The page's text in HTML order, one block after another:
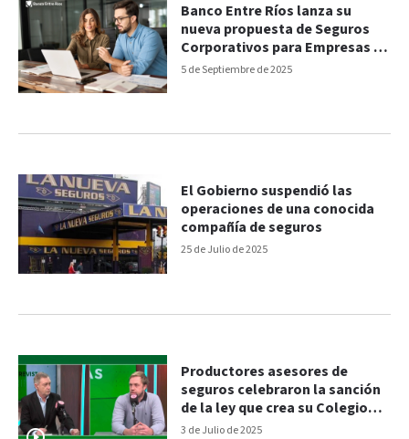
5 de Septiembre de 2025
Banco Entre Ríos lanza su
nueva propuesta de Seguros
Corporativos para Empresas y
el Agro
25 de Julio de 2025
El Gobierno suspendió las
operaciones de una conocida
compañía de seguros
3 de Julio de 2025
Productores asesores de
seguros celebraron la sanción
de la ley que crea su Colegio
Profesional